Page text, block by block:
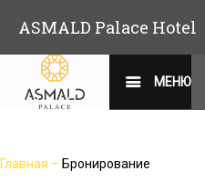
ASMALD Palace Hotel
МЕНЮ
Главная – Бронирование